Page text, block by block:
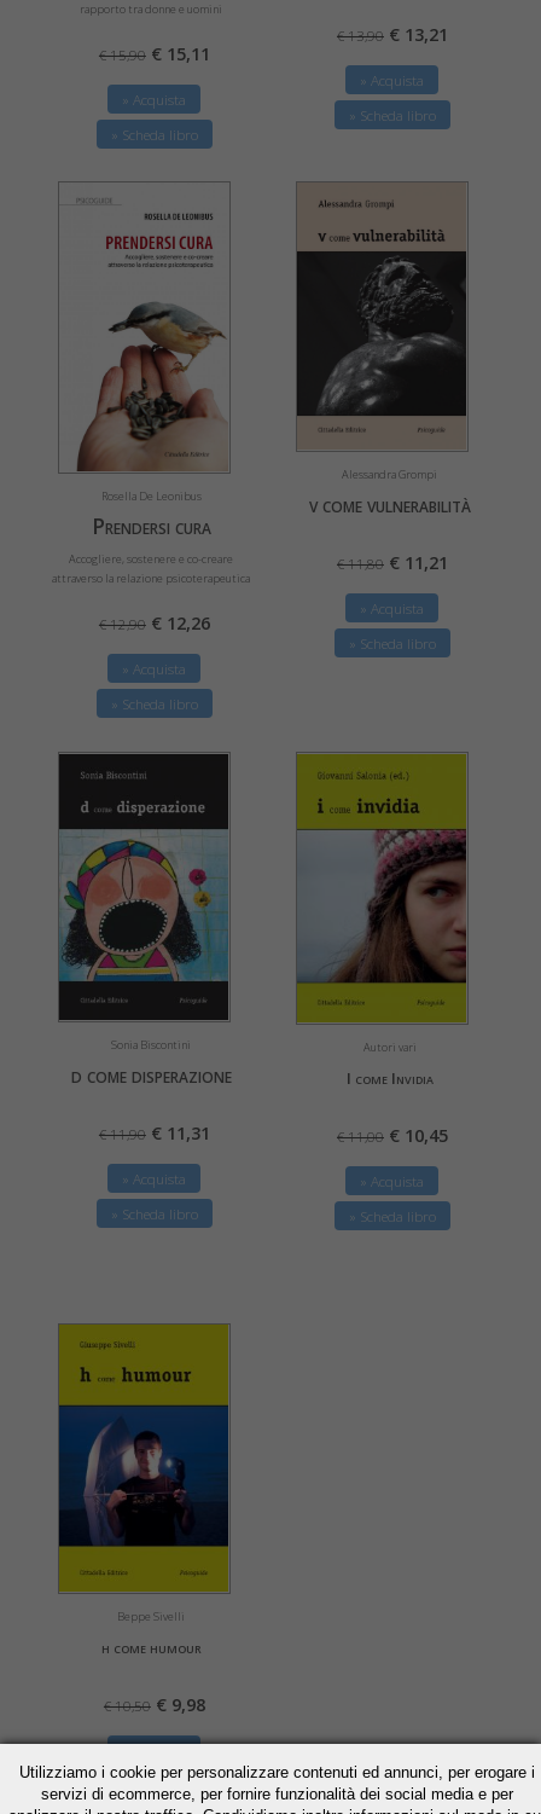
rapporto tra donne e uomini
€ 15,90 € 15,11
» Acquista
» Scheda libro
€ 13,90 € 13,21
» Acquista
» Scheda libro
Rosella De Leonibus
Prendersi cura
Accogliere, sostenere e co-creare
attraverso la relazione psicoterapeutica
€ 12,90 € 12,26
» Acquista
» Scheda libro
Alessandra Grompi
v come vulnerabilità
€ 11,80 € 11,21
» Acquista
» Scheda libro
Sonia Biscontini
d come disperazione
€ 11,90 € 11,31
» Acquista
» Scheda libro
Autori vari
I come Invidia
€ 11,00 € 10,45
» Acquista
» Scheda libro
Beppe Sivelli
h come humour
€ 10,50 € 9,98
» Scheda libro
Utilizziamo i cookie per personalizzare contenuti ed annunci, per erogare i
servizi di ecommerce, per fornire funzionalità dei social media e per